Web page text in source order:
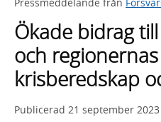
framträder
lista
med
sökförslag
Ökade bidrag
och
krisberedskap
Publicerad 21 september 2023